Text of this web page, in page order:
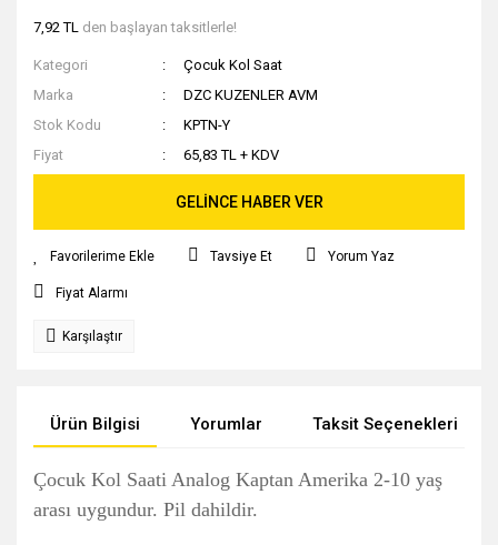
7,92 TL den başlayan taksitlerle!
Kategori
Çocuk Kol Saat
Marka
DZC KUZENLER AVM
Stok Kodu
KPTN-Y
Fiyat
65,83 TL + KDV
GELİNCE HABER VER
Tavsiye Et Yorum Yaz
Fiyat Alarmı
Karşılaştır
Ürün Bilgisi Yorumlar Taksit Seçenekleri
Çocuk Kol Saati Analog Kaptan Amerika 2-10 yaş
arası uygundur. Pil dahildir.